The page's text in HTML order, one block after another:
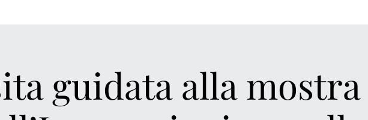
guidata alla mostra